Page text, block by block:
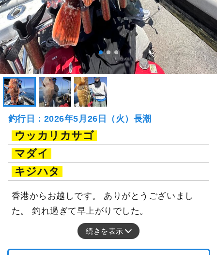
釣行日：2026年5月26日（火）長潮
ウッカリカサゴ
マダイ
キジハタ
香港からお越しです。 ありがとうございまし
た。 釣れ過ぎて早上がりでした。
続きを表示